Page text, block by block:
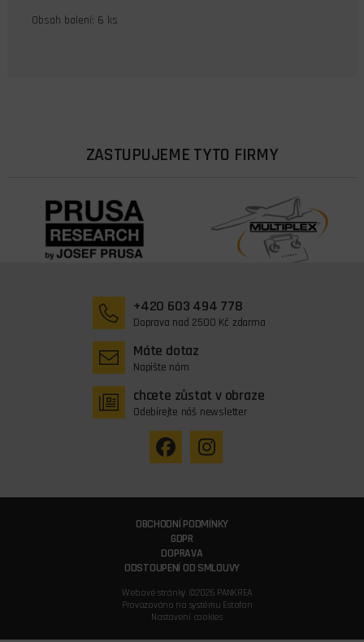
Obsah balení: 6 ks
ZASTUPUJEME TYTO FIRMY
+420 603 494 778
Doprava nad 2500 Kč zdarma
Máte dotaz
Napište nám
chcete zůstat v obraze
Odebírejte náš newsletter
OBCHODNÍ PODMÍNKY
GDPR
DOPRAVA
ODSTOUPENÍ OD SMLOUVY
Webové stránky ©2026 PANKREA
Provozováno na systému Estofan
Nastavení cookies